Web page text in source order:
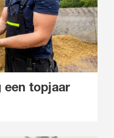
een topjaar